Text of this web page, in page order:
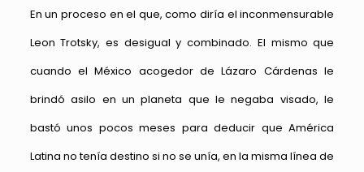
En un proceso en el que, como diría el inconmensurable
Leon Trotsky, es desigual y combinado. El mismo que
cuando el México acogedor de Lázaro Cárdenas le
brindó asilo en un planeta que le negaba visado, le
bastó unos pocos meses para deducir que América
Latina no tenía destino si no se unía, en la misma línea de